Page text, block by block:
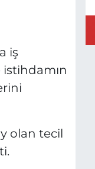
iş
istihdamın
olan tecil